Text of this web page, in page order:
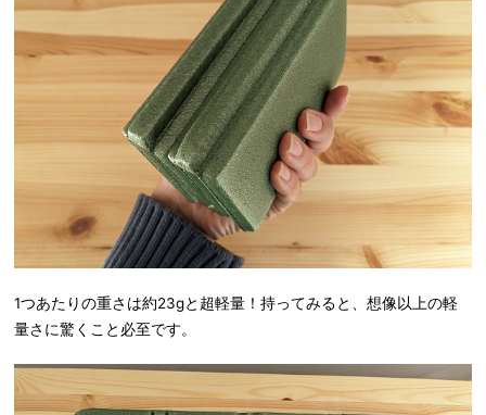
1つあたりの重さは約23gと超軽量！持ってみると、想像以上の軽
量さに驚くこと必至です。